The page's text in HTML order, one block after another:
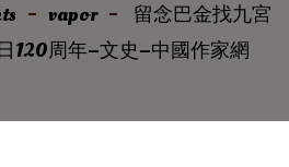
vapor
留念巴金找九宮
120周年–文史–中國作家網